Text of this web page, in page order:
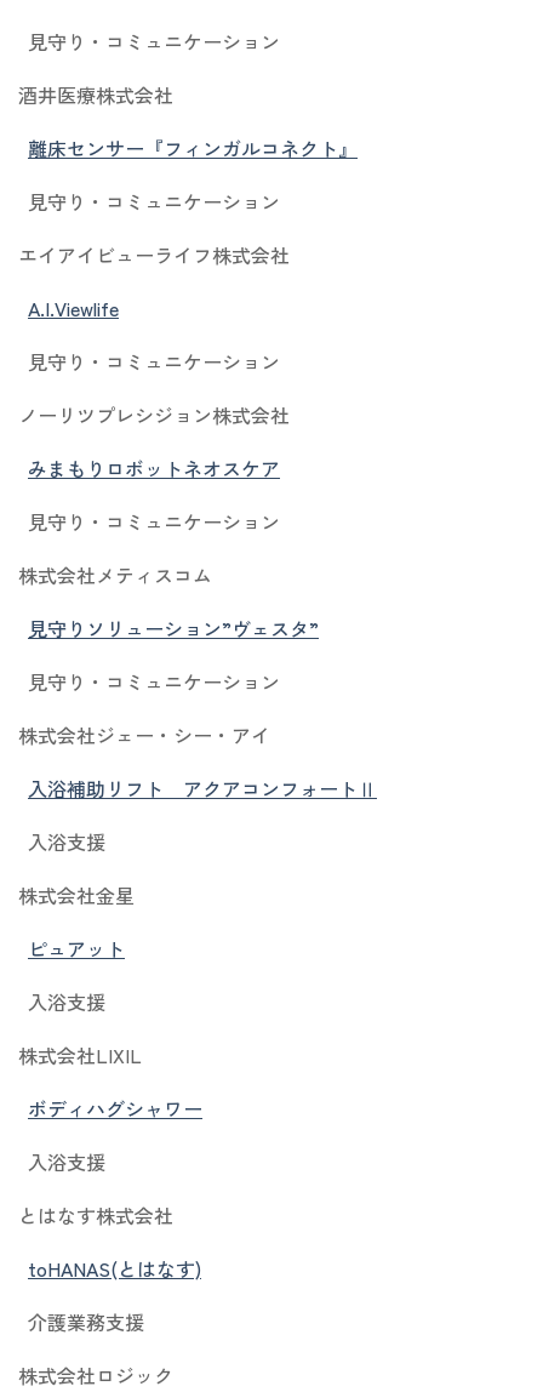
見守り・コミュニケーション
酒井医療株式会社
離床センサー『フィンガルコネクト』
見守り・コミュニケーション
エイアイビューライフ株式会社
A.I.Viewlife
見守り・コミュニケーション
ノーリツプレシジョン株式会社
みまもりロボットネオスケア
見守り・コミュニケーション
株式会社メティスコム
見守りソリューション”ヴェスタ”
見守り・コミュニケーション
株式会社ジェー・シー・アイ
入浴補助リフト アクアコンフォートⅡ
入浴支援
株式会社金星
ピュアット
入浴支援
株式会社LIXIL
ボディハグシャワー
入浴支援
とはなす株式会社
toHANAS(とはなす)
介護業務支援
株式会社ロジック